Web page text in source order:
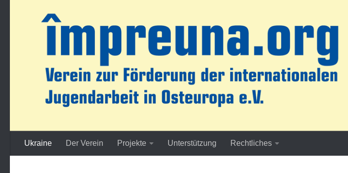
Zum Inhalt springen
Ukraine Der Verein Projekte Unterstützung Rechtliches